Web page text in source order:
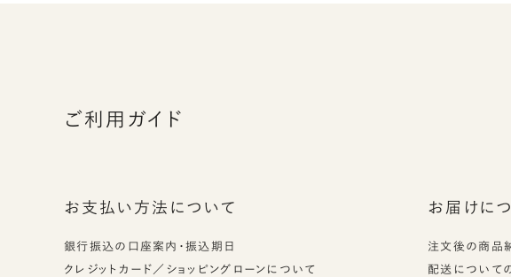
ご利用ガイド
お支払い方法について
銀行振込の口座案内・振込期日
クレジットカード／ショッピングローンについて
お届けに
注文後の商品
配送について